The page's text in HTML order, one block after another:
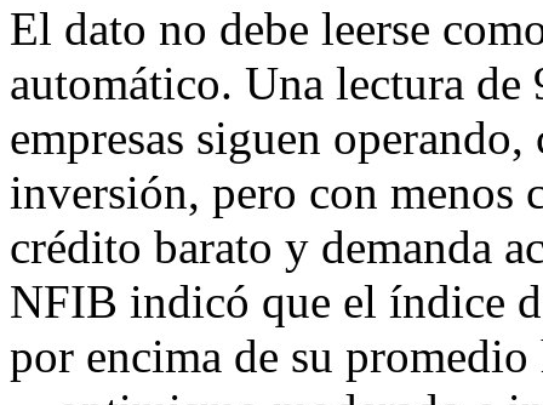
El dato no debe leerse
automático. Una lectura de
empresas siguen
inversión, pero con menos
crédito barato y demanda
NFIB indicó que el índice
por encima de su